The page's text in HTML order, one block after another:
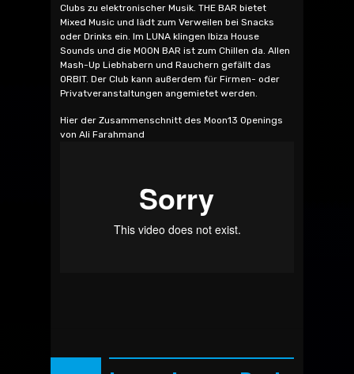
Clubs zu elektronischer Musik. THE BAR bietet
Mixed Music und lädt zum Verweilen bei Snacks
oder Drinks ein. Im LUNA klingen Ibiza House
Sounds und die MOON BAR ist zum Chillen da. Allen
Mash-Up Liebhabern und Rauchern gefällt das
ORBIT. Der Club kann außerdem für Firmen- oder
Privatveranstaltungen angemietet werden.
Hier der Zusammenschnitt des Moon13 Openings
von Ali Farahmand